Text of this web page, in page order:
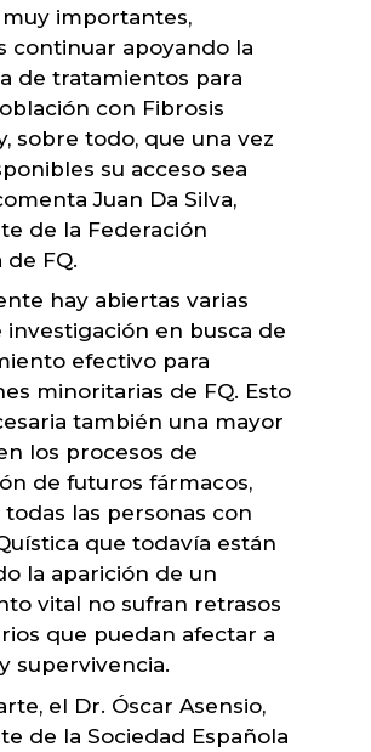
importantes,
continuar apoyando la
de tratamientos para
con Fibrosis
sobre todo, que una vez
su acceso sea
Juan Da Silva,
de la Federación
de FQ.
hay abiertas varias
investigación en busca de
efectivo para
minoritarias de FQ. Esto
también una mayor
los procesos de
de futuros fármacos,
todas las personas con
que todavía están
la aparición de un
vital no sufran retrasos
que puedan afectar a
supervivencia.
el Dr. Óscar Asensio,
de la Sociedad Española